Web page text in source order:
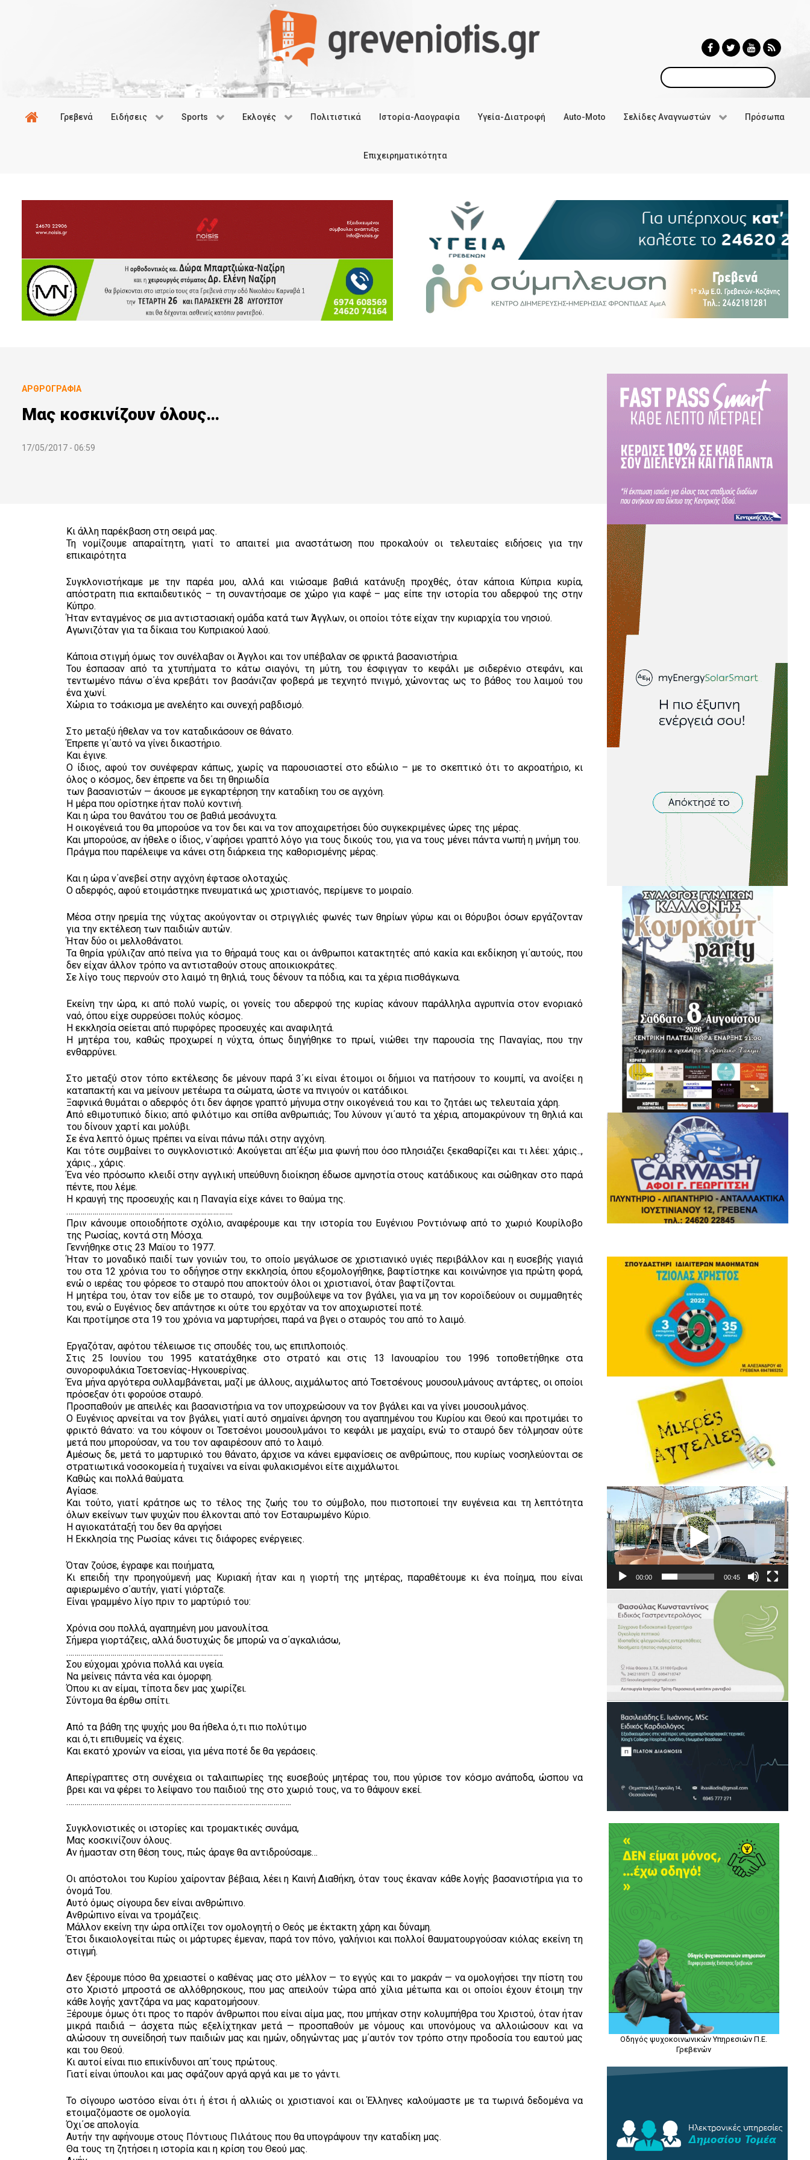
Αναζήτηση
Γρεβενά Ειδήσεις Sports Εκλογές Πολιτιστικά Ιστορία-Λαογραφία Υγεία-Διατροφή Auto-Moto Σελίδες Αναγνωστών Πρόσωπα
Επιχειρηματικότητα
ΑΡΘΡΟΓΡΑΦΊΑ
Μας κοσκινίζουν όλους…
17/05/2017 - 06:59
Κι άλλη παρέκβαση στη σειρά μας.
Τη νομίζουμε απαραίτητη, γιατί το απαιτεί μια αναστάτωση που προκαλούν οι τελευταίες ειδήσεις για την
επικαιρότητα
Συγκλονιστήκαμε με την παρέα μου, αλλά και νιώσαμε βαθιά κατάνυξη προχθές, όταν κάποια Κύπρια κυρία,
απόστρατη πια εκπαιδευτικός – τη συναντήσαμε σε χώρο για καφέ – μας είπε την ιστορία του αδερφού της στην
Κύπρο.
Ήταν ενταγμένος σε μια αντιστασιακή ομάδα κατά των Άγγλων, οι οποίοι τότε είχαν την κυριαρχία του νησιού.
Αγωνιζόταν για τα δίκαια του Κυπριακού λαού.
Κάποια στιγμή όμως τον συνέλαβαν οι Άγγλοι και τον υπέβαλαν σε φρικτά βασανιστήρια.
Του έσπασαν από τα χτυπήματα το κάτω σιαγόνι, τη μύτη, του έσφιγγαν το κεφάλι με σιδερένιο στεφάνι, και
τεντωμένο πάνω σ΄ένα κρεβάτι τον βασάνιζαν φοβερά με τεχνητό πνιγμό, χώνοντας ως το βάθος του λαιμού του
ένα χωνί.
Χώρια το τσάκισμα με ανελέητο και συνεχή ραβδισμό.
Στο μεταξύ ήθελαν να τον καταδικάσουν σε θάνατο.
Έπρεπε γι΄αυτό να γίνει δικαστήριο.
Και έγινε.
Ο ίδιος, αφού τον συνέφεραν κάπως, χωρίς να παρουσιαστεί στο εδώλιο – με το σκεπτικό ότι το ακροατήριο, κι
όλος ο κόσμος, δεν έπρεπε να δει τη θηριωδία
των βασανιστών — άκουσε με εγκαρτέρηση την καταδίκη του σε αγχόνη.
Η μέρα που ορίστηκε ήταν πολύ κοντινή.
Και η ώρα του θανάτου του σε βαθιά μεσάνυχτα.
Η οικογένειά του θα μπορούσε να τον δει και να τον αποχαιρετήσει δύο συγκεκριμένες ώρες της μέρας.
Και μπορούσε, αν ήθελε ο ίδιος, ν΄αφήσει γραπτό λόγο για τους δικούς του, για να τους μένει πάντα νωπή η μνήμη του.
Πράγμα που παρέλειψε να κάνει στη διάρκεια της καθορισμένης μέρας.
Και η ώρα ν΄ανεβεί στην αγχόνη έφτασε ολοταχώς.
Ο αδερφός, αφού ετοιμάστηκε πνευματικά ως χριστιανός, περίμενε το μοιραίο.
Μέσα στην ηρεμία της νύχτας ακούγονταν οι στριγγλιές φωνές των θηρίων γύρω και οι θόρυβοι όσων εργάζονταν
για την εκτέλεση των παιδιών αυτών.
Ήταν δύο οι μελλοθάνατοι.
Τα θηρία γρύλιζαν από πείνα για το θήραμά τους και οι άνθρωποι κατακτητές από κακία και εκδίκηση γι΄αυτούς, που
δεν είχαν άλλον τρόπο να αντισταθούν στους αποικιοκράτες.
Σε λίγο τους περνούν στο λαιμό τη θηλιά, τους δένουν τα πόδια, και τα χέρια πισθάγκωνα.
Εκείνη την ώρα, κι από πολύ νωρίς, οι γονείς του αδερφού της κυρίας κάνουν παράλληλα αγρυπνία στον ενοριακό
ναό, όπου είχε συρρεύσει πολύς κόσμος.
Η εκκλησία σείεται από πυρφόρες προσευχές και αναφιλητά.
Η μητέρα του, καθώς προχωρεί η νύχτα, όπως διηγήθηκε το πρωί, νιώθει την παρουσία της Παναγίας, που την
ενθαρρύνει.
Στο μεταξύ στον τόπο εκτέλεσης δε μένουν παρά 3΄κι είναι έτοιμοι οι δήμιοι να πατήσουν το κουμπί, να ανοίξει η
καταπακτή και να μείνουν μετέωρα τα σώματα, ώστε να πνιγούν οι κατάδικοι.
Ξαφνικά θυμάται ο αδερφός ότι δεν άφησε γραπτό μήνυμα στην οικογένειά του και το ζητάει ως τελευταία χάρη.
Από εθιμοτυπικό δίκιο; από φιλότιμο και σπίθα ανθρωπιάς; Του λύνουν γι΄αυτό τα χέρια, απομακρύνουν τη θηλιά και
του δίνουν χαρτί και μολύβι.
Σε ένα λεπτό όμως πρέπει να είναι πάνω πάλι στην αγχόνη.
Και τότε συμβαίνει το συγκλονιστικό: Ακούγεται απ΄έξω μια φωνή που όσο πλησιάζει ξεκαθαρίζει και τι λέει: χάρις..,
χάρις.., χάρις.
Ένα νέο πρόσωπο κλειδί στην αγγλική υπεύθυνη διοίκηση έδωσε αμνηστία στους κατάδικους και σώθηκαν στο παρά
πέντε, που λέμε.
Η κραυγή της προσευχής και η Παναγία είχε κάνει το θαύμα της.
………………………………………………………………………..
Πριν κάνουμε οποιοδήποτε σχόλιο, αναφέρουμε και την ιστορία του Ευγένιου Ροντιόνωφ από το χωριό Κουρίλοβο
της Ρωσίας, κοντά στη Μόσχα.
Γεννήθηκε στις 23 Μαϊου το 1977.
Ήταν το μοναδικό παιδί των γονιών του, το οποίο μεγάλωσε σε χριστιανικό υγιές περιβάλλον και η ευσεβής γιαγιά
του στα 12 χρόνια του το οδήγησε στην εκκλησία, όπου εξομολογήθηκε, βαφτίστηκε και κοινώνησε για πρώτη φορά,
ενώ ο ιερέας του φόρεσε το σταυρό που αποκτούν όλοι οι χριστιανοί, όταν βαφτίζονται.
Η μητέρα του, όταν τον είδε με το σταυρό, τον συμβούλεψε να τον βγάλει, για να μη τον κοροϊδεύουν οι συμμαθητές
του, ενώ ο Ευγένιος δεν απάντησε κι ούτε του ερχόταν να τον αποχωριστεί ποτέ.
Και προτίμησε στα 19 του χρόνια να μαρτυρήσει, παρά να βγει ο σταυρός του από το λαιμό.
Εργαζόταν, αφότου τέλειωσε τις σπουδές του, ως επιπλοποιός.
Στις 25 Ιουνίου του 1995 κατατάχθηκε στο στρατό και στις 13 Ιανουαρίου του 1996 τοποθετήθηκε στα
συνοροφυλάκια Τσετσενίας-Ηγκουερίνας.
Ένα μήνα αργότερα συλλαμβάνεται, μαζί με άλλους, αιχμάλωτος από Τσετσένους μουσουλμάνους αντάρτες, οι οποίοι
πρόσεξαν ότι φορούσε σταυρό.
Προσπαθούν με απειλές και βασανιστήρια να τον υποχρεώσουν να τον βγάλει και να γίνει μουσουλμάνος.
Ο Ευγένιος αρνείται να τον βγάλει, γιατί αυτό σημαίνει άρνηση του αγαπημένου του Κυρίου και Θεού και προτιμάει το
φρικτό θάνατο: να του κόψουν οι Τσετσένοι μουσουλμάνοι το κεφάλι με μαχαίρι, ενώ το σταυρό δεν τόλμησαν ούτε
μετά που μπορούσαν, να του τον αφαιρέσουν από το λαιμό.
Αμέσως δε, μετά το μαρτυρικό του θάνατο, άρχισε να κάνει εμφανίσεις σε ανθρώπους, που κυρίως νοσηλεύονται σε
στρατιωτικά νοσοκομεία ή τυχαίνει να είναι φυλακισμένοι είτε αιχμάλωτοι.
Καθώς και πολλά θαύματα.
Αγίασε.
Και τούτο, γιατί κράτησε ως το τέλος της ζωής του το σύμβολο, που πιστοποιεί την ευγένεια και τη λεπτότητα
όλων εκείνων των ψυχών που έλκονται από τον Εσταυρωμένο Κύριο.
Η αγιοκατάταξή του δεν θα αργήσει
Η Εκκλησία της Ρωσίας κάνει τις διάφορες ενέργειες.
Όταν ζούσε, έγραφε και ποιήματα,
Κι επειδή την προηγούμενή μας Κυριακή ήταν και η γιορτή της μητέρας, παραθέτουμε κι ένα ποίημα, που είναι
αφιερωμένο σ΄αυτήν, γιατί γιόρταζε.
Είναι γραμμένο λίγο πριν το μαρτύριό του:
Χρόνια σου πολλά, αγαπημένη μου μανουλίτσα.
Σήμερα γιορτάζεις, αλλά δυστυχώς δε μπορώ να σ΄αγκαλιάσω,
……………………………………………………………………
Σου εύχομαι χρόνια πολλά και υγεία.
Να μείνεις πάντα νέα και όμορφη.
Όπου κι αν είμαι, τίποτα δεν μας χωρίζει.
Σύντομα θα έρθω σπίτι.
Από τα βάθη της ψυχής μου θα ήθελα ό,τι πιο πολύτιμο
και ό,τι επιθυμείς να έχεις.
Και εκατό χρονών να είσαι, για μένα ποτέ δε θα γεράσεις.
Απερίγραπτες στη συνέχεια οι ταλαιπωρίες της ευσεβούς μητέρας του, που γύρισε τον κόσμο ανάποδα, ώσπου να
βρει και να φέρει το λείψανο του παιδιού της στο χωριό τους, να το θάψουν εκεί.
………………………………………………………………………………………………….
Συγκλονιστικές οι ιστορίες και τρομακτικές συνάμα,
Μας κοσκινίζουν όλους.
Αν ήμασταν στη θέση τους, πώς άραγε θα αντιδρούσαμε…
Οι απόστολοι του Κυρίου χαίρονταν βέβαια, λέει η Καινή Διαθήκη, όταν τους έκαναν κάθε λογής βασανιστήρια για το
όνομά Του.
Αυτό όμως σίγουρα δεν είναι ανθρώπινο.
Ανθρώπινο είναι να τρομάζεις.
Μάλλον εκείνη την ώρα οπλίζει τον ομολογητή ο Θεός με έκτακτη χάρη και δύναμη.
Έτσι δικαιολογείται πώς οι μάρτυρες έμεναν, παρά τον πόνο, γαλήνιοι και πολλοί θαυματουργούσαν κιόλας εκείνη τη
στιγμή.
Δεν ξέρουμε πόσο θα χρειαστεί ο καθένας μας στο μέλλον — το εγγύς και το μακράν — να ομολογήσει την πίστη του
στο Χριστό μπροστά σε αλλόθρησκους, που μας απειλούν τώρα από χίλια μέτωπα και οι οποίοι έχουν έτοιμη την
κάθε λογής χαντζάρα να μας καρατομήσουν.
Ξέρουμε όμως ότι προς το παρόν άνθρωποι που είναι αίμα μας, που μπήκαν στην κολυμπήθρα του Χριστού, όταν ήταν
μικρά παιδιά — άσχετα πώς εξελίχτηκαν μετά — προσπαθούν με νόμους και υπονόμους να αλλοιώσουν και να
αλώσουν τη συνείδησή των παιδιών μας και ημών, οδηγώντας μας μ΄αυτόν τον τρόπο στην προδοσία του εαυτού μας
και του Θεού.
Κι αυτοί είναι πιο επικίνδυνοι απ΄τους πρώτους.
Γιατί είναι ύπουλοι και μας σφάζουν αργά αργά και με το γάντι.
Το σίγουρο ωστόσο είναι ότι ή έτσι ή αλλιώς οι χριστιανοί και οι Έλληνες καλούμαστε με τα τωρινά δεδομένα να
ετοιμαζόμαστε σε ομολογία.
Όχι΄σε απολογία.
Αυτήν την αφήνουμε στους Πόντιους Πιλάτους που θα υπογράψουν την καταδίκη μας.
Θα τους τη ζητήσει η ιστορία και η κρίση του Θεού μας.
Πρόγραμμα
Αναπαραγωγής
Βίντεο
00:00 00:45
Οδηγός ψυχοκοινωνικών Υπηρεσιών Π.Ε.
Γρεβενών